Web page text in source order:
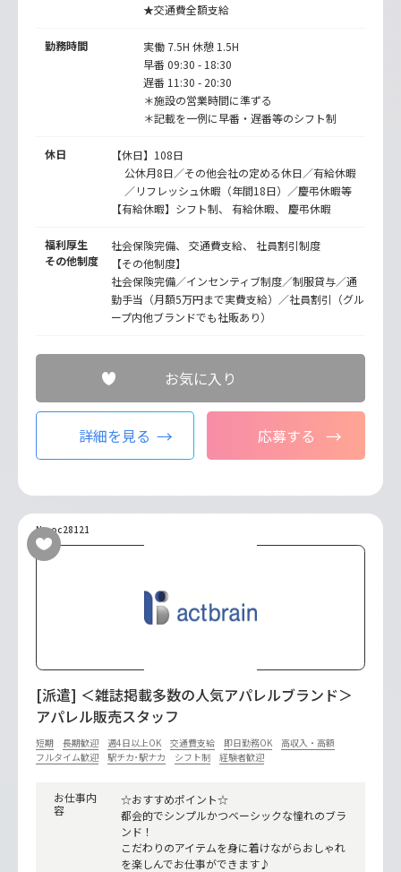
★交通費全額支給
勤務時間
実働 7.5H 休憩 1.5H
早番 09:30 - 18:30
遅番 11:30 - 20:30
＊施設の営業時間に準ずる
＊記載を一例に早番・遅番等のシフト制
休日
【休日】108日
公休月8日／その他会社の定める休日／有給休暇
／リフレッシュ休暇（年間18日）／慶弔休暇等
【有給休暇】シフト制、 有給休暇、 慶弔休暇
福利厚生
その他制度
社会保険完備、 交通費支給、 社員割引制度
【その他制度】
社会保険完備／インセンティブ制度／制服貸与／通
勤手当（月額5万円まで実費支給）／社員割引（グル
ープ内他ブランドでも社販あり）
お気に入り
詳細を見る 応募する
No.oc28121
[派遣] ＜雑誌掲載多数の人気アパレルブランド＞
アパレル販売スタッフ
短期 長期歓迎 週4日以上OK 交通費支給 即日勤務OK
高収入・高額
フルタイム歓迎
駅チカ･駅ナカ シフト制 経験者歓迎
お仕事内
容
☆おすすめポイント☆
都会的でシンプルかつベーシックな憧れのブラ
ンド！
こだわりのアイテムを身に着けながらおしゃれ
を楽しんでお仕事ができます♪